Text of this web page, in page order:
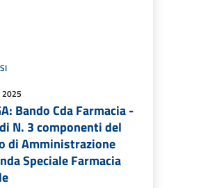
2025
Bando Cda Farmacia -
N. 3 componenti del
di Amministrazione
Speciale Farmacia